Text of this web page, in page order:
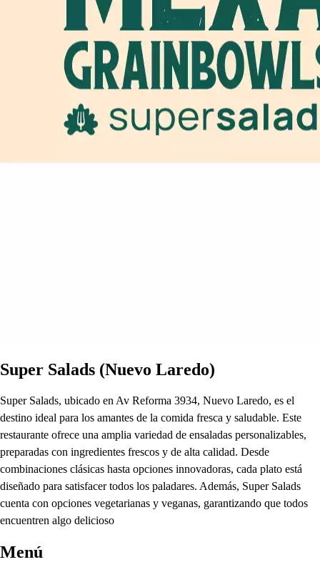
Super Salads (Nuevo Laredo)
Super Salads, ubicado en Av Reforma 3934, Nuevo Laredo, es el
destino ideal para los amantes de la comida fresca y saludable. Este
restaurante ofrece una amplia variedad de ensaladas personalizables,
preparadas con ingredientes frescos y de alta calidad. Desde
combinaciones clásicas hasta opciones innovadoras, cada plato está
diseñado para satisfacer todos los paladares. Además, Super Salads
cuenta con opciones vegetarianas y veganas, garantizando que todos
encuentren algo delicioso
Menú